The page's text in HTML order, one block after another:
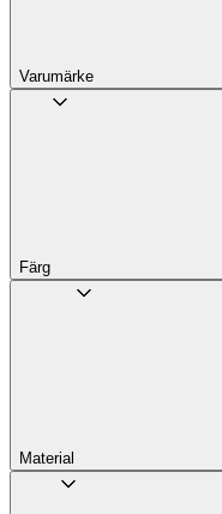
Varumärke
Färg
Material